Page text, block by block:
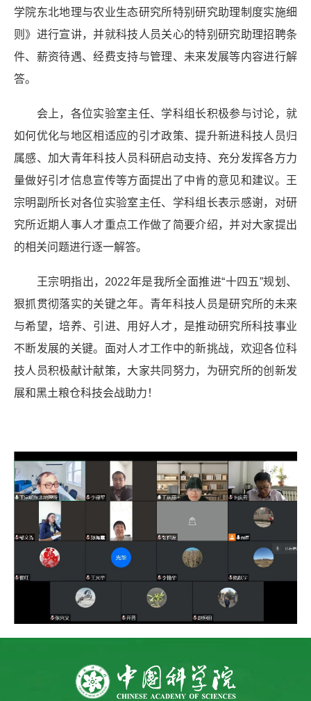
学院东北地理与农业生态研究所特别研究助理制度实施细
则》进行宣讲，并就科技人员关心的特别研究助理招聘条
件、薪资待遇、经费支持与管理、未来发展等内容进行解
答。
会上，各位实验室主任、学科组长积极参与讨论，就
如何优化与地区相适应的引才政策、提升新进科技人员归
属感、加大青年科技人员科研启动支持、充分发挥各方力
量做好引才信息宣传等方面提出了中肯的意见和建议。王
宗明副所长对各位实验室主任、学科组长表示感谢，对研
究所近期人事人才重点工作做了简要介绍，并对大家提出
的相关问题进行逐一解答。
王宗明指出， 2022年是我所全面推进“十四五”规划、
狠抓贯彻落实的关键之年。青年科技人员是研究所的未来
与希望，培养、引进、用好人才，是推动研究所科技事业
不断发展的关键。面对人才工作中的新挑战，欢迎各位科
技人员积极献计献策，大家共同努力，为研究所的创新发
展和黑土粮仓科技会战助力！